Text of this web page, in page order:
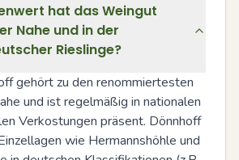
hat das Weingut
Nahe und in der
Rieslinge?
gehört zu den renommiertesten
und ist regelmäßig in nationalen
Verkostungen präsent. Dönnhoff
wie Hermannshöhle und